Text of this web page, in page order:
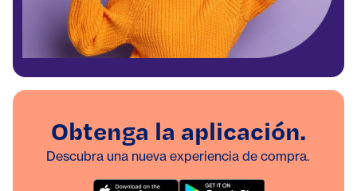
Obtenga la aplicación.
Descubra una nueva experiencia de compra.